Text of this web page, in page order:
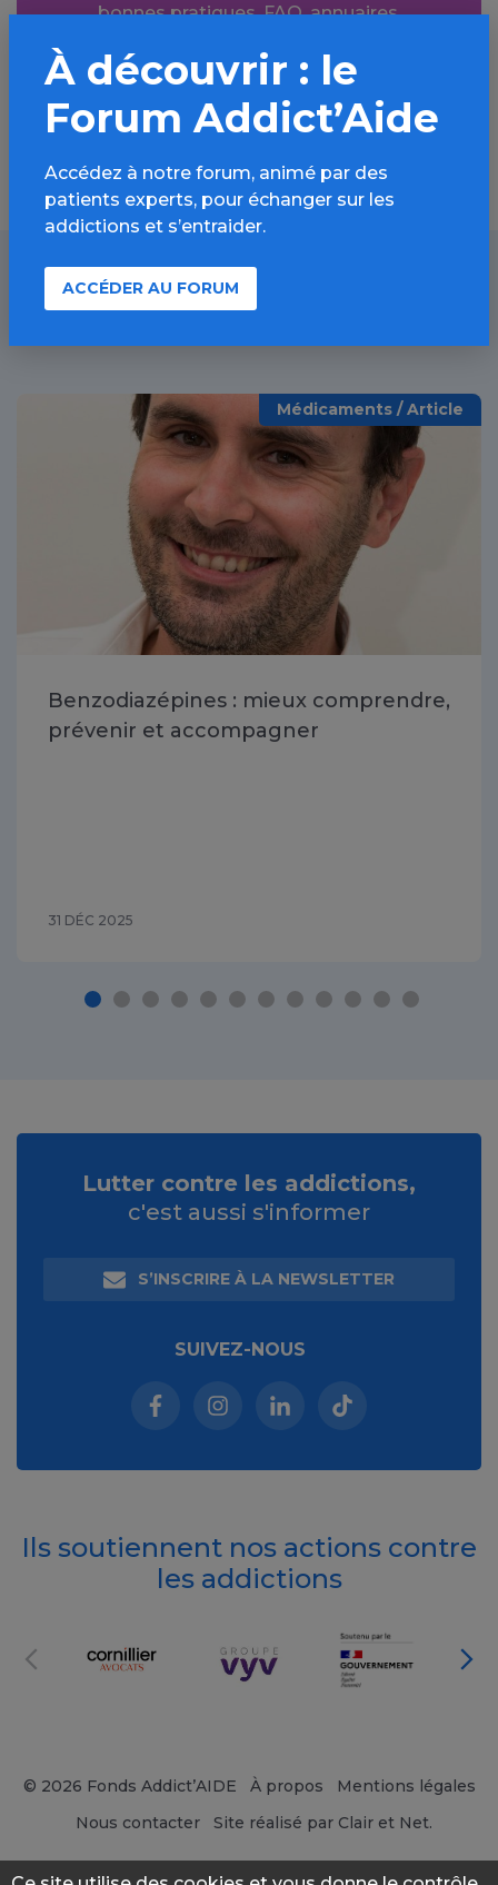
bonnes pratiques, FAQ, annuaires,
Découvrir
À lire aussi
Médicaments / Article
Benzodiazépines : mieux comprendre,
prévenir et accompagner
31 DÉC 2025
À découvrir : le
Forum Addict’Aide
Accédez à notre forum, animé par des
patients experts, pour échanger sur les
addictions et s’entraider.
ACCÉDER AU FORUM
Lutter contre les addictions,
c'est aussi s'informer
S’INSCRIRE À LA NEWSLETTER
SUIVEZ-NOUS
Facebook (nouvelle fenêtre)
Instagram (nouvelle fenêtre)
Linkedin (nouvelle
Tiktok (nouvelle
Ils soutiennent nos actions contre
les addictions
© 2026 Fonds Addict’AIDE À propos
Mentions légales
Nous contacter
Site réalisé par Clair et Net.